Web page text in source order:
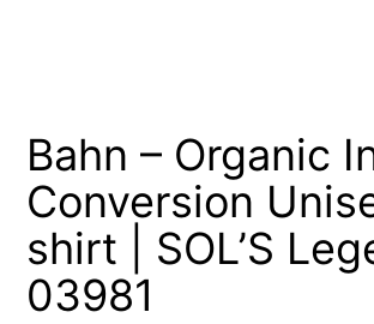
Bahn – Organic
Conversion
shirt | SOL’S
03981